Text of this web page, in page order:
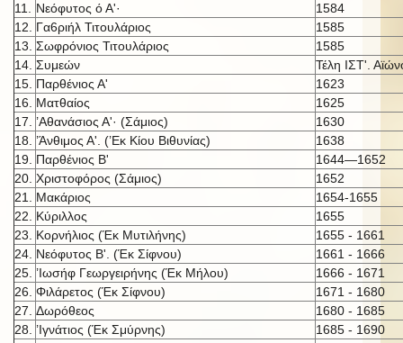
11.
Νεόφυτος ό Α'·
1584
12.
Γα6ριήλ Τιτουλάριος
1585
13. Σωφρόνιος Τιτουλάριος
1585
14. Συμεών
Τέλη ΙΣΤ'.
15. Παρθένιος Α'
1623
16.
Ματθαίος
1625
17.
’Αθανάσιος Α'· (Σάμιος)
1630
18.
’Άνθιμος Α'. (’Εκ Κίου Βιθυνίας)
1638
19. Παρθένιος Β'
1644—1652
20. Χριστοφόρος (Σάμιος)
1652
21.
Μακάριος
1654-1655
22.
Κύριλλος
1655
23.
Κορνήλιος (Έκ Μυτιλήνης)
1655 - 1661
24. Νεόφυτος Β'. (Έκ Σίφνου)
1661 - 1666
25. ’Ιωσήφ Γεωργειρήνης (Έκ Μήλου)
1666 - 1671
26. Φιλάρετος (Έκ Σίφνου)
1671 - 1680
27. Δωρόθεος
1680 - 1685
28.
’Ιγνάτιος (Έκ Σμύρνης)
1685 - 1690